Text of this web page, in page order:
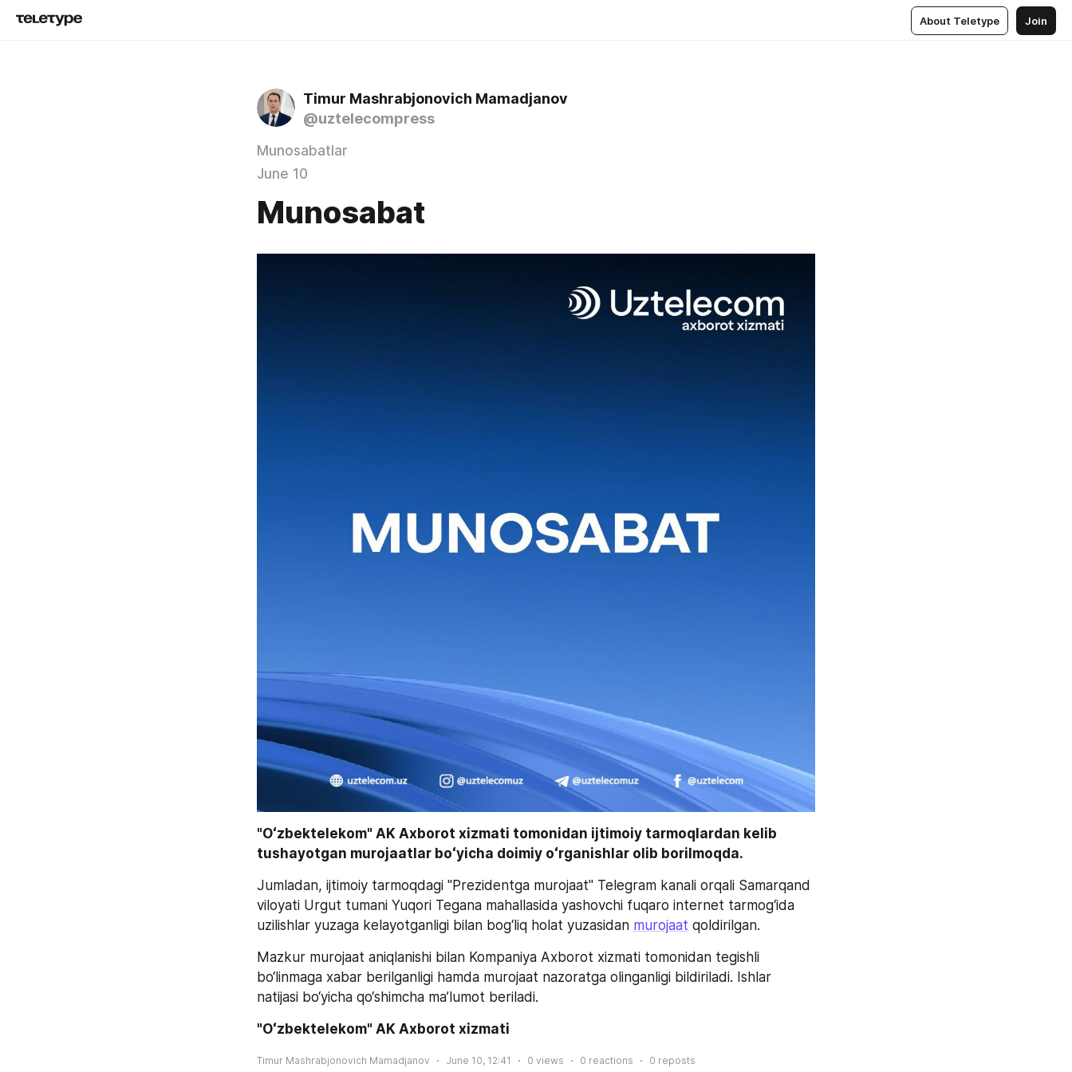
About Teletype Join
Timur Mashrabjonovich Mamadjanov
@uztelecompress
Munosabatlar
June 10
Munosabat
"Oʻzbektelekom" AK Axborot xizmati tomonidan ijtimoiy tarmoqlardan kelib
tushayotgan murojaatlar boʻyicha doimiy oʻrganishlar olib borilmoqda.
Jumladan, ijtimoiy tarmoqdagi "Prezidentga murojaat" Telegram kanali orqali Samarqand
viloyati Urgut tumani Yuqori Tegana mahallasida yashovchi fuqaro internet tarmog‘ida
uzilishlar yuzaga kelayotganligi bilan bog‘liq holat yuzasidan murojaat qoldirilgan.
Mazkur murojaat aniqlanishi bilan Kompaniya Axborot xizmati tomonidan tegishli
bo‘linmaga xabar berilganligi hamda murojaat nazoratga olinganligi bildiriladi. Ishlar
natijasi bo‘yicha qo‘shimcha ma’lumot beriladi.
"Oʻzbektelekom" AK Axborot xizmati
Timur Mashrabjonovich Mamadjanov June 10, 12:41 0 views 0 reactions 0 reposts